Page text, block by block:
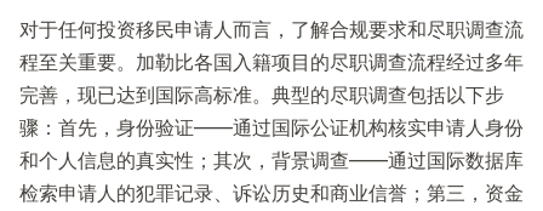
对于任何投资移民申请人而言，了解合规要求和尽职调查流
程至关重要。加勒比各国入籍项目的尽职调查流程经过多年
完善，现已达到国际高标准。典型的尽职调查包括以下步
骤：首先，身份验证——通过国际公证机构核实申请人身份
和个人信息的真实性；其次，背景调查——通过国际数据库
检索申请人的犯罪记录、诉讼历史和商业信誉；第三，资金